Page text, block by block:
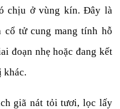
chịu ở vùng kín. Đây là
tử cung mang tính hỗ
đoạn nhẹ hoặc đang kết
khác.
giã nát tỏi tươi, lọc lấy